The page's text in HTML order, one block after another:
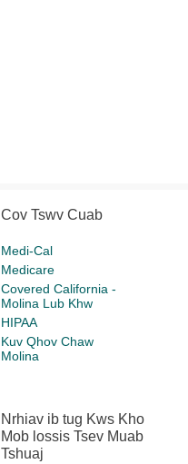
Cov Tswv Cuab
Medi-Cal
Medicare
Covered California -
Molina Lub Khw
HIPAA
Kuv Qhov Chaw
Molina
Nrhiav ib tug Kws Kho
Mob lossis Tsev Muab
Tshuaj